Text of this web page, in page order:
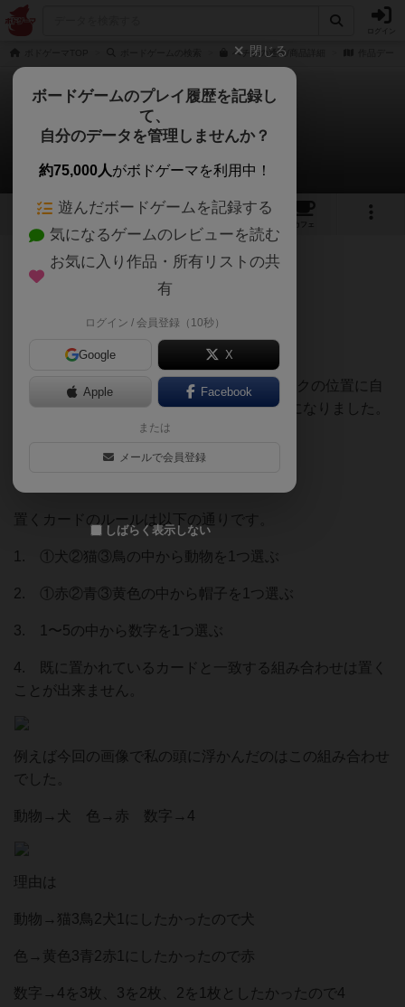
ぺチケの通販/商品詳細
ペチケ
仁科さんのレビュー
3 8
カフェ
309名 3名 0 9ヶ月前
レーティングが非公開に設定されたユーザー
まずはこちらの画像をご覧ください。
カードが6枚並んでいます。あなたは？マークの位置に自
分の決めた組み合わせのカードを置くことになりました。
置くカードのルールは以下の通りです。
1. ①犬②猫③鳥の中から動物を1つ選ぶ
2. ①赤②青③黄色の中から帽子を1つ選ぶ
3. 1〜5の中から数字を1つ選ぶ
4. 既に置かれているカードと一致する組み合わせは置く
ことが出来ません。
例えば今回の画像で私の頭に浮かんだのはこの組み合わせ
でした。
動物→犬 色→赤 数字→4
理由は
動物→猫3鳥2犬1にしたかったので犬
色→黄色3青2赤1にしたかったので赤
数字→4を3枚、3を2枚、2を1枚としたかったので4
閉じる
ボードゲームのプレイ履歴を記録し
て、
自分のデータを管理しませんか？
約75,000人がボドゲーマを利用中！
遊んだボードゲームを記録する
気になるゲームのレビューを読む
お気に入り作品・所有リストの共
有
ログイン / 会員登録（10秒）
Google X
Apple Facebook
または
メールで会員登録
しばらく表示しない